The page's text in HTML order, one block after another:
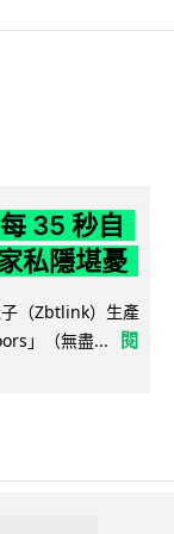
35 秒自
私隱堪憂
（Zbtlink）生產
」（無盡...
閱